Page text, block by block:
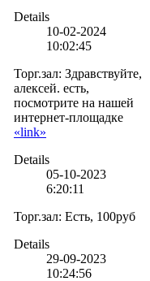
Details
10-02-2024
10:02:45
Торг.зал: Здравствуйте,
алексей. есть,
посмотрите на нашей
интернет-площадке
«link»
Details
05-10-2023
6:20:11
Торг.зал: Есть, 100руб
Details
29-09-2023
10:24:56